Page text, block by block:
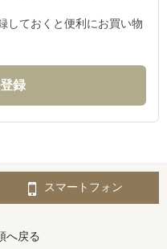
しておくと便利にお買い物
スマートフォン
へ戻る